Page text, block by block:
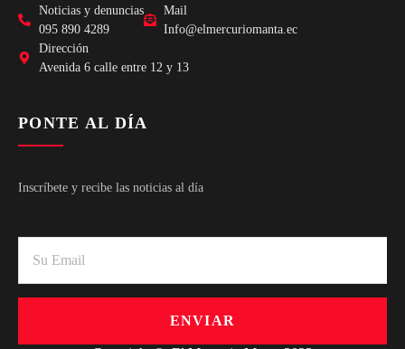
Noticias y denuncias
095 890 4289
Mail
Info@elmercuriomanta.ec
Dirección
Avenida 6 calle entre 12 y 13
PONTE AL DÍA
Inscríbete y recibe las noticias al día
ENVIAR